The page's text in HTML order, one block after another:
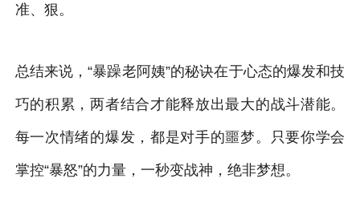
准、狠。
总结来说，“暴躁老阿姨”的秘诀在于心态的爆发和技
巧的积累，两者结合才能释放出最大的战斗潜能。
每一次情绪的爆发，都是对手的噩梦。只要你学会
掌控“暴怒”的力量，一秒变战神，绝非梦想。